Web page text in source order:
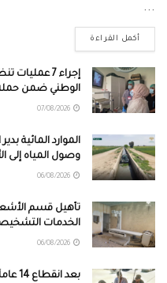
...
أكمل القراءة
إجراء 7
الوطني ضمن حملة
الموارد المائية
وصول المياه إلى
تأهيل قسم
الخدمات
بعد